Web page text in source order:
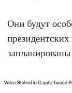
Они будут